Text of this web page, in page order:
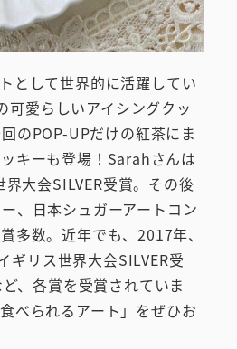
として世界的に活躍してい
可愛らしいアイシングクッ
のPOP-UPだけの紅茶にま
キーも登場！Sarahさんは
大会SILVER受賞。その後
、日本シュガーアートコン
多数。近年でも、2017年、
ギリス世界大会SILVER受
、各賞を受賞されていま
べられるアート」をぜひお